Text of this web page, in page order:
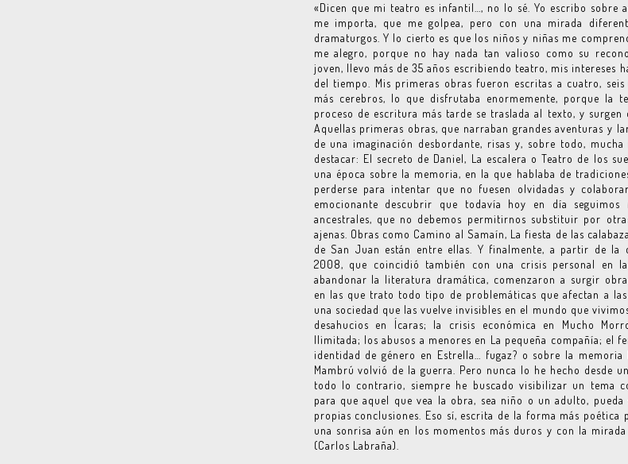
«Dicen que mi teatro es infantil…, no lo sé. Yo escribo sobre
me importa, que me golpea, pero con una mirada
dramaturgos. Y lo cierto es que los niños y niñas me
me alegro, porque no hay nada tan valioso como su
joven, llevo más de 35 años escribiendo teatro, mis intereses
del tiempo. Mis primeras obras fueron escritas a cuatro,
más cerebros, lo que disfrutaba enormemente, porque la
proceso de escritura más tarde se traslada al texto, y surgen
Aquellas primeras obras, que narraban grandes aventuras y
de una imaginación desbordante, risas y, sobre todo, mucha
destacar: El secreto de Daniel, La escalera o Teatro de los
una época sobre la memoria, en la que hablaba de
perderse para intentar que no fuesen olvidadas y
emocionante descubrir que todavía hoy en día seguimos
ancestrales, que no debemos permitirnos substituir por
ajenas. Obras como Camino al Samaín, La fiesta de las
de San Juan están entre ellas. Y finalmente, a partir de la
2008, que coincidió también con una crisis personal en
abandonar la literatura dramática, comenzaron a surgir
en las que trato todo tipo de problemáticas que afectan a
una sociedad que las vuelve invisibles en el mundo que
desahucios en Ícaras; la crisis económica en Mucho
Ilimitada; los abusos a menores en La pequeña compañía; el
identidad de género en Estrella… fugaz? o sobre la
Mambrú volvió de la guerra. Pero nunca lo he hecho desde
todo lo contrario, siempre he buscado visibilizar un tema
para que aquel que vea la obra, sea niño o un adulto,
propias conclusiones. Eso sí, escrita de la forma más poética
una sonrisa aún en los momentos más duros y con la mirada
(Carlos Labraña).